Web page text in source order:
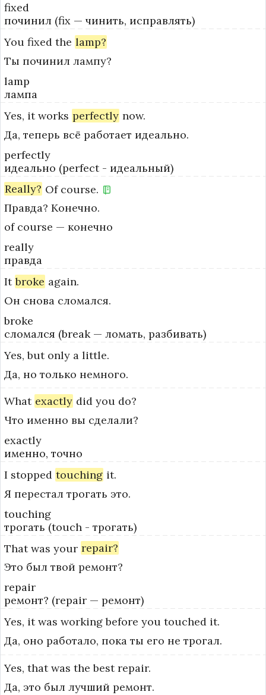
fixed
починил (fix — чинить, исправлять)
You fixed the lamp?
Ты починил лампу?
lamp
лампа
Yes, it works perfectly now.
Да, теперь всё работает идеально.
perfectly
идеально (perfect - идеальный)
Really? Of course.
Правда? Конечно.
of course — конечно
really
правда
It broke again.
Он снова сломался.
broke
сломался (break — ломать, разбивать)
Yes, but only a little.
Да, но только немного.
What exactly did you do?
Что именно вы сделали?
exactly
именно, точно
I stopped touching it.
Я перестал трогать это.
touching
трогать (touch - трогать)
That was your repair?
Это был твой ремонт?
repair
ремонт? (repair — ремонт)
Yes, it was working before you touched it.
Да, оно работало, пока ты его не трогал.
Yes, that was the best repair.
Да, это был лучший ремонт.